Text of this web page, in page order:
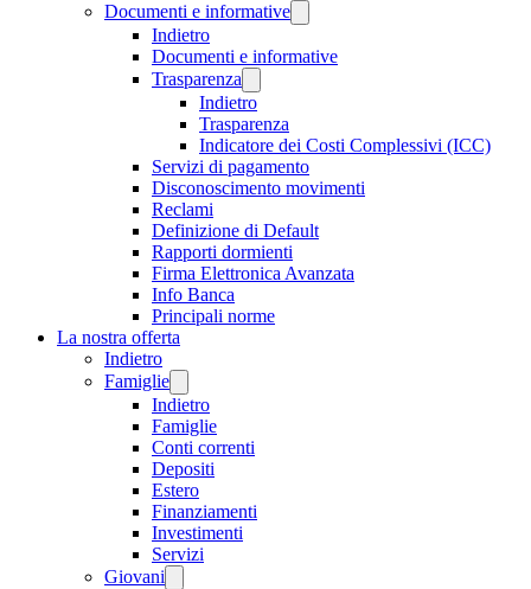
Documenti e informative
Indietro
Documenti e informative
Trasparenza
Indietro
Trasparenza
Indicatore dei Costi Complessivi (ICC)
Servizi di pagamento
Disconoscimento movimenti
Reclami
Definizione di Default
Rapporti dormienti
Firma Elettronica Avanzata
Info Banca
Principali norme
La nostra offerta
Indietro
Famiglie
Indietro
Famiglie
Conti correnti
Depositi
Estero
Finanziamenti
Investimenti
Servizi
Giovani